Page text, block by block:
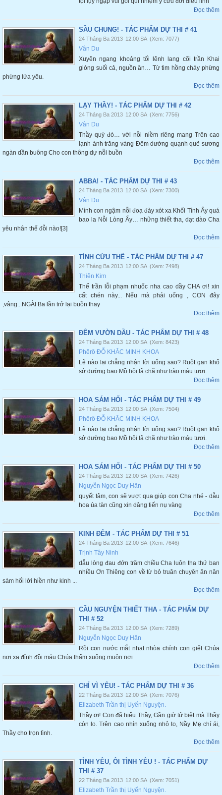
Đọc thêm
SẦU CHUNG! - TÁC PHẨM DỰ THI # 41
24 Tháng Ba 2013 12:00 SA (Xem: 7077)
Vân Du
Xuyên ngang khoảng tối lênh lang cõi trần Khai
giòng suối cả, nguồn ân… Từ tim hồng cháy phừng
phừng lửa yêu.
Đọc thêm
LẠY THẦY! - TÁC PHẨM DỰ THI # 42
24 Tháng Ba 2013 12:00 SA (Xem: 7756)
Vân Du
Thầy quỳ đó… với nỗi niềm riêng mang Trên cao
lạnh ánh trăng vàng Đêm dường quạnh quẽ sương
ngàn dần buông Cho con thông dự nỗi buồn
Đọc thêm
ABBA! - TÁC PHẨM DỰ THI # 43
24 Tháng Ba 2013 12:00 SA (Xem: 7300)
Vân Du
Mình con ngậm nỗi đoạ đày xót xa Khối Tình Ấy quá
bao la Nỗi Lòng Ấy… những thiết tha, dạt dào Cha
yêu nhân thế đỗi nào![3]
Đọc thêm
TÌNH CỨU THẾ - TÁC PHẨM DỰ THI # 47
24 Tháng Ba 2013 12:00 SA (Xem: 7498)
Thiên Kim
Thế trần lỗi phạm nhuốc nha cao dầy CHA ơi! xin
cất chén này... Nếu mà phải uống , CON đây
,vâng...NGÀI Ba lần trở lại buồn thay
Đọc thêm
ĐÊM VƯỜN DẦU - TÁC PHẨM DỰ THI # 48
24 Tháng Ba 2013 12:00 SA (Xem: 8423)
Phêrô ĐỖ KHẮC MINH KHOA
Lẽ nào lại chẳng nhận lời uống sao? Ruột gan khổ
sở dường bao Mồ hôi lã chã như trào máu tươi.
Đọc thêm
HOA SÁM HỐI - TÁC PHẨM DỰ THI # 49
24 Tháng Ba 2013 12:00 SA (Xem: 7504)
Phêrô ĐỖ KHẮC MINH KHOA
Lẽ nào lại chẳng nhận lời uống sao? Ruột gan khổ
sở dường bao Mồ hôi lã chã như trào máu tươi.
Đọc thêm
HOA SÁM HỐI - TÁC PHẨM DỰ THI # 50
24 Tháng Ba 2013 12:00 SA (Xem: 7426)
Nguyễn Ngọc Duy Hân
quyết tâm, con sẽ vượt qua giúp con Cha nhé - dẫu
hoa úa tàn cũng xin dâng tiến nụ vàng
Đọc thêm
KINH ĐÊM - TÁC PHẨM DỰ THI # 51
24 Tháng Ba 2013 12:00 SA (Xem: 7646)
Trịnh Tây Ninh
dẫu lòng đau đớn trăm chiều Cha luôn tha thứ ban
nhiều Ơn Thiêng con về từ bỏ truân chuyên ăn năn
sám hối lời hiền như kinh ...
Đọc thêm
CẦU NGUYỆN THIẾT THA - TÁC PHẨM DỰ
THI # 52
24 Tháng Ba 2013 12:00 SA (Xem: 7289)
Nguyễn Ngọc Duy Hân
Rồi con nước mắt nhạt nhòa chính con giết Chúa
nơi xa đỉnh đồi máu Chúa thấm xuống muôn nơi
Đọc thêm
CHỈ VÌ YÊU! - TÁC PHẨM DỰ THI # 36
22 Tháng Ba 2013 12:00 SA (Xem: 7076)
Elizabeth Trần thị Uyển Nguyện.
Thầy ơi! Con đã hiểu Thầy, Gần giờ tử biệt mà Thầy
còn lo. Trên cao nhìn xuống nhỏ to, Nầy Mẹ chí ái,
Thầy cho trọn tình.
Đọc thêm
TÌNH YÊU, ÔI TÌNH YÊU ! - TÁC PHẨM DỰ
THI # 37
22 Tháng Ba 2013 12:00 SA (Xem: 7051)
Elizabeth Trần thị Uyển Nguyện.